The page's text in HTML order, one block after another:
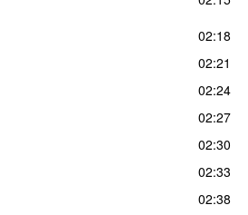
02:18
02:21
02:24
02:27
02:30
02:33
02:38